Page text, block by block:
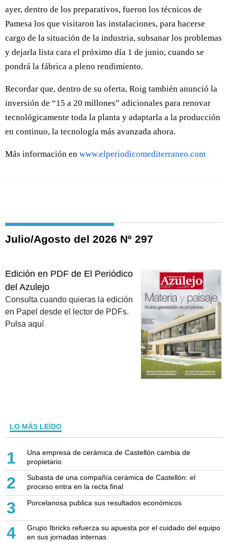
ayer, dentro de los preparativos, fueron los técnicos de
Pamesa los que visitaron las instalaciones, para hacerse
cargo de la situación de la industria, subsanar los problemas
y dejarla lista cara el próximo día 1 de junio, cuando se
pondrá la fábrica a pleno rendimiento.
Recordar que, dentro de su oferta, Roig también anunció la
inversión de “15 a 20 millones” adicionales para renovar
tecnológicamente toda la planta y adaptarla a la producción
en continuo, la tecnología más avanzada ahora.
Más información en www.elperiodicomediterraneo.com
Julio/Agosto del 2026 Nº 297
Edición en PDF de El Periódico
del Azulejo
Consulta cuando quieras la edición
en Papel desde el lector de PDFs.
Pulsa aquí
LO MÁS LEÍDO
1
Una empresa de cerámica de Castellón cambia de
propietario
2
Subasta de una compañía cerámica de Castellón: el
proceso entra en la recta final
3 Porcelanosa publica sus resultados económicos
4
Grupo Ibricks refuerza su apuesta por el cuidado del equipo
en sus jornadas internas